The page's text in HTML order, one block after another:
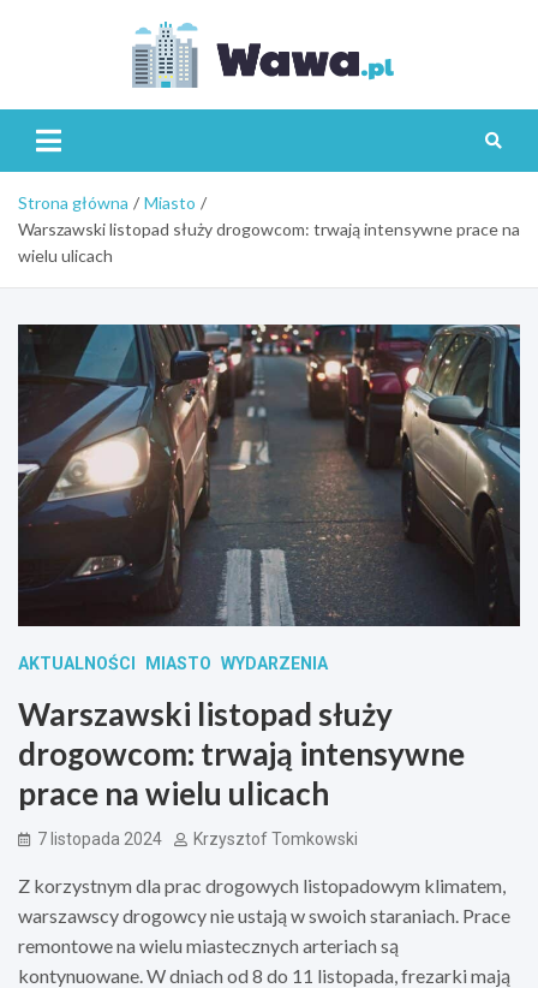
Strona główna
Miasto
Warszawski listopad służy drogowcom: trwają intensywne prace na
wielu ulicach
AKTUALNOŚCI MIASTO WYDARZENIA
Warszawski listopad służy
drogowcom: trwają intensywne
prace na wielu ulicach
7 listopada 2024 Krzysztof Tomkowski
Z korzystnym dla prac drogowych listopadowym klimatem,
warszawscy drogowcy nie ustają w swoich staraniach. Prace
remontowe na wielu miastecznych arteriach są
kontynuowane. W dniach od 8 do 11 listopada, frezarki mają